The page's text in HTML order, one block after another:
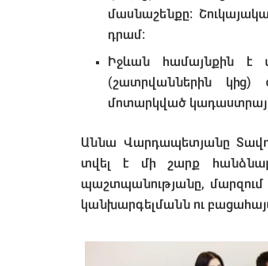
մասնաշենքը:
դրամ:
Իջևան համայնքին է
(շատրվաններին կից)
մոտարկված
Աննա Վարդապետյանը
տվել է մի շարք
պաշտպանությանը, մարզում
կանխարգելմանն ու